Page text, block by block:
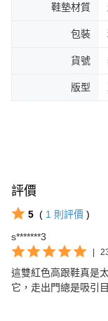
鞋墊材質
包裝
貨號
版型
評價
5 ( 1 則評價 )
s*******3
|
這雙紅色高跟鞋真是
它，走出門總是吸引